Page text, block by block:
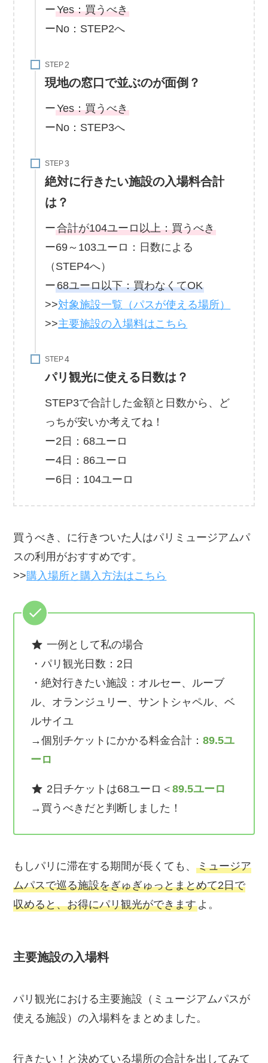
ーYes：買うべき
ーNo：STEP2へ
STEP
現地の窓口で並ぶのが面倒？
ーYes：買うべき
ーNo：STEP3へ
STEP
絶対に行きたい施設の入場料合計
は？
ー合計が104ユーロ以上：買うべき
ー69～103ユーロ：日数による
（STEP4へ）
ー68ユーロ以下：買わなくてOK
>>対象施設一覧（パスが使える場所）
>>主要施設の入場料はこちら
STEP
パリ観光に使える日数は？
STEP3で合計した金額と日数から、ど
っちが安いか考えてね！
ー2日：68ユーロ
ー4日：86ユーロ
ー6日：104ユーロ
買うべき、に行きついた人はパリミュージアムパ
スの利用がおすすめです。
>>購入場所と購入方法はこちら
一例として私の場合
・パリ観光日数：2日
・絶対行きたい施設：オルセー、ルーブ
ル、オランジュリー、サントシャペル、ベ
ルサイユ
→個別チケットにかかる料金合計：89.5ユ
ーロ
2日チケットは68ユーロ＜ 89.5ユーロ
→買うべきだと判断しました！
もしパリに滞在する期間が長くても、ミュージア
ムパスで巡る施設をぎゅぎゅっとまとめて2日で
収めると、お得にパリ観光ができますよ。
主要施設の入場料
パリ観光における主要施設（ミュージアムパスが
使える施設）の入場料をまとめました。
行きたい！と決めている場所の合計を出してみて